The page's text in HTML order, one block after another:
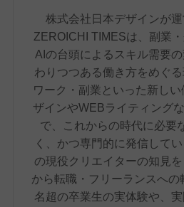
株式会社日本デザインが運
ZEROICHI TIMESは、副業
AIの台頭によるスキル需要
わりつつある働き方をめぐ
ワーク・副業といった新し
ザインやWEBライティング
で、これからの時代に必要
く、かつ専門的に発信して
の現役クリエイターの知見
から転職・フリーランスへ
名超の卒業生の実体験や、